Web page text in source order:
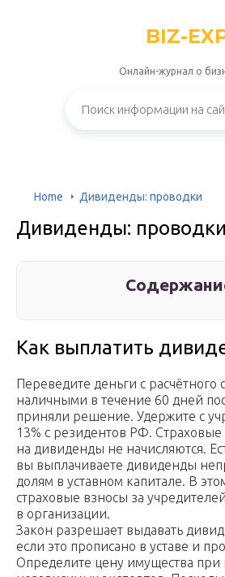
BIZ-
Онлайн-журнал о
Home Дивиденды: проводки
Дивиденды: проводки
Как выплатить
Переведите деньги с расчётного
наличными в течение 60 дней
приняли решение. Удержите с
13% с резидентов РФ. Страховые
на дивиденды не начисляются.
вы выплачиваете дивиденды
долям в уставном капитале. В
страховые взносы за
в организации.
Закон разрешает выдавать
если это прописано в уставе и
Определите цену имущества